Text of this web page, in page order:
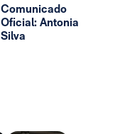
Comunicado
Oficial: Antonia
Silva